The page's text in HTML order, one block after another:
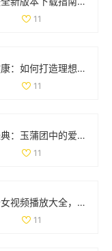
11
男性健康：如何打造理想的阴茎特征与护理方法分享
11
重温经典：玉蒲团中的爱欲与挣扎交织的精彩故事
11
高清少女视频播放大全，畅享青春魅力与精彩瞬间
11